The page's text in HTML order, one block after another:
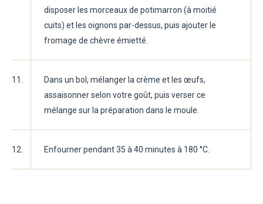
disposer les morceaux de potimarron (à moitié
cuits) et les oignons par-dessus, puis ajouter le
fromage de chèvre émietté.
11.
Dans un bol, mélanger la crème et les œufs,
assaisonner selon votre goût, puis verser ce
mélange sur la préparation dans le moule.
12. Enfourner pendant 35 à 40 minutes à 180 °C.